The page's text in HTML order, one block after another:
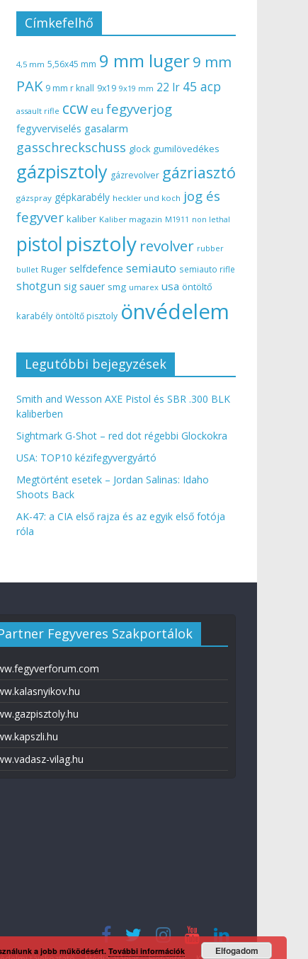
Címkefelhő
4,5 mm 5,56x45 mm 9 mm luger9 mm
PAK 9 mm r knall 9x19 9x19 mm 22 lr 45 acp
assault rifle ccw eu fegyverjog
fegyverviselés gasalarm
gasschreckschuss glock gumilövedékes
gázpisztoly gázrevolver gázriasztó
gázspray gépkarabély heckler und koch jog és
fegyver kaliber Kaliber magazin M1911 non lethal
pistol pisztoly revolver rubber
bullet Ruger selfdefence semiauto semiauto rifle
shotgun sig sauer smg umarex usa öntöltő
karabély öntöltő pisztoly önvédelem
Legutóbbi bejegyzések
Smith and Wesson AXE Pistol és SBR .300 BLK
kaliberben
Sightmark G-Shot – red dot régebbi Glockokra
USA: TOP10 kézifegyvergyártó
Megtörtént esetek – Jordan Salinas: Idaho
Shoots Back
AK-47: a CIA első rajza és az egyik első fotója
róla
Fegyveres Szakportálok
vilag.hu
a jobb működésért. További információk Elfogadom